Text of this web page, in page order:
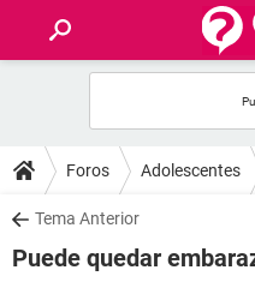
FOROS
SALUD
Foros Adolescentes
Tema Anterior
Puede quedar